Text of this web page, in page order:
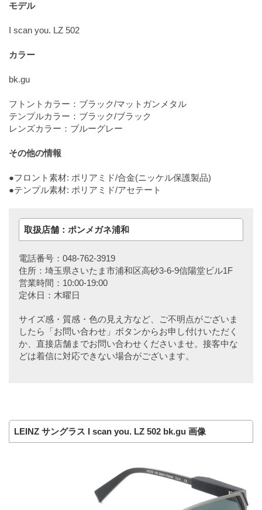
モデル
I scan you. LZ 502
カラー
bk.gu
フトントカラー：ブラック/マットガンメタル
テンプルカラー：ブラック/ブラック
レンズカラー：ブルーグレー
その他の情報
●フロント素材: ポリアミド/合金(ニッケル保護製品)
●テンプル素材: ポリアミド/アセテート
取扱店舗：ポンメガネ浦和
電話番号：048-762-3919
住所：埼玉県さいたま市浦和区高砂3-6-9信陽堂ビル1F
営業時間：10:00-19:00
定休日：木曜日
サイズ感・質感・色の見え方など、ご不明点がございま
したら「お問い合わせ」ボタンからお申し付けいただく
か、直接店舗までお問い合わせくださいませ。接客中な
どは着信に対応できない場合がございます。
LEINZ サングラス I scan you. LZ 502 bk.gu 画像